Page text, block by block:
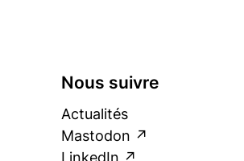
Nous suivre
Actualités
Mastodon
LinkedIn